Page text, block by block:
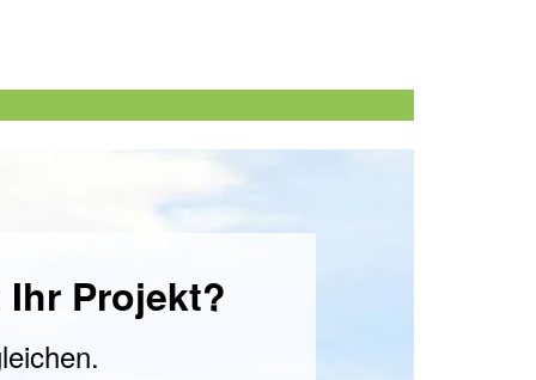
Projekt?